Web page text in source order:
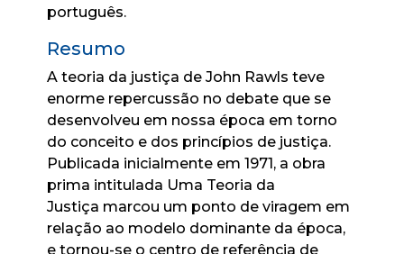
português.
Resumo
A teoria da justiça de John Rawls teve
enorme repercussão no debate que se
desenvolveu em nossa época em torno
do conceito e dos princípios de justiça.
Publicada inicialmente em 1971, a obra
prima intitulada Uma Teoria da
Justiça marcou um ponto de viragem em
relação ao modelo dominante da época,
e tornou-se o centro de referência de